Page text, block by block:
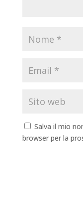
Salva il mio
browser per la